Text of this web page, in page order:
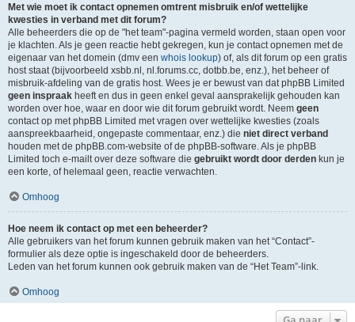
Met wie moet ik contact opnemen omtrent misbruik en/of wettelijke
kwesties in verband met dit forum?
Alle beheerders die op de "het team"-pagina vermeld worden, staan open voor
je klachten. Als je geen reactie hebt gekregen, kun je contact opnemen met de
eigenaar van het domein (dmv een whois lookup) of, als dit forum op een gratis
host staat (bijvoorbeeld xsbb.nl, nl.forums.cc, dotbb.be, enz.), het beheer of
misbruik-afdeling van de gratis host. Wees je er bewust van dat phpBB Limited
geen inspraak heeft en dus in geen enkel geval aansprakelijk gehouden kan
worden over hoe, waar en door wie dit forum gebruikt wordt. Neem geen
contact op met phpBB Limited met vragen over wettelijke kwesties (zoals
aanspreekbaarheid, ongepaste commentaar, enz.) die niet direct verband
houden met de phpBB.com-website of de phpBB-software. Als je phpBB
Limited toch e-mailt over deze software die gebruikt wordt door derden kun je
een korte, of helemaal geen, reactie verwachten.
Omhoog
Hoe neem ik contact op met een beheerder?
Alle gebruikers van het forum kunnen gebruik maken van het “Contact”-
formulier als deze optie is ingeschakeld door de beheerders.
Leden van het forum kunnen ook gebruik maken van de “Het Team”-link.
Omhoog